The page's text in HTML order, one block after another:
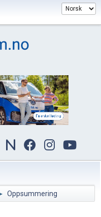
Oppsummering